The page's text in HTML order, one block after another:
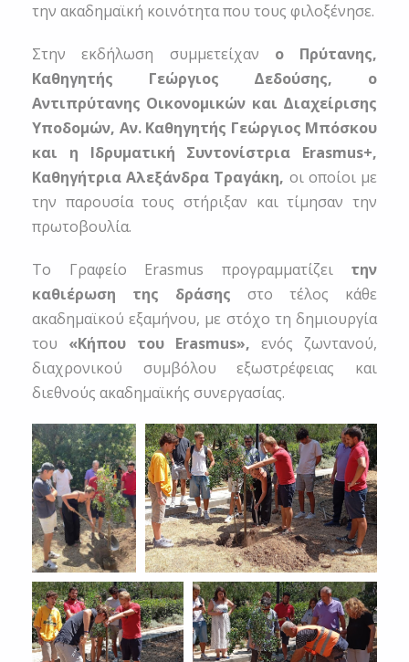
την ακαδημαϊκή κοινότητα που τους φιλοξένησε.
Στην εκδήλωση συμμετείχαν ο Πρύτανης,
Καθηγητής Γεώργιος Δεδούσης, ο
Αντιπρύτανης Οικονομικών και Διαχείρισης
Υποδομών, Αν. Καθηγητής Γεώργιος Μπόσκου
και η Ιδρυματική Συντονίστρια Erasmus+,
Καθηγήτρια Αλεξάνδρα Τραγάκη, οι οποίοι με
την παρουσία τους στήριξαν και τίμησαν την
πρωτοβουλία.
Το Γραφείο Erasmus προγραμματίζει την
καθιέρωση της δράσης στο τέλος κάθε
ακαδημαϊκού εξαμήνου, με στόχο τη δημιουργία
του «Κήπου του Erasmus», ενός ζωντανού,
διαχρονικού συμβόλου εξωστρέφειας και
διεθνούς ακαδημαϊκής συνεργασίας.